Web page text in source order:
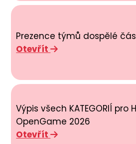
Prezence týmů dospělé
Otevřít
Výpis všech KATEGORIÍ pro
OpenGame 2026
Otevřít